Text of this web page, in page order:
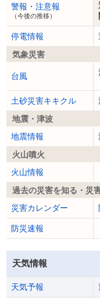
警報・注意報
（今後の推移）
停電情報
気象災害
台風
土砂災害キキクル
地震・津波
地震情報
火山噴火
火山情報
過去の災害を知る・災
災害カレンダー
防災速報
天気情報
天気予報